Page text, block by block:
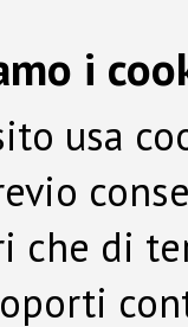
i
usa
che di